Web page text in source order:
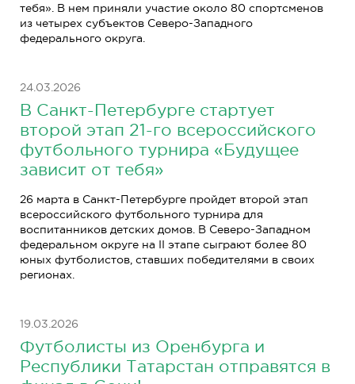
тебя». В нем приняли участие около 80 спортсменов
из четырех субъектов Северо-Западного
федерального округа.
24.03.2026
В Санкт-Петербурге стартует
второй этап 21-го всероссийского
футбольного турнира «Будущее
зависит от тебя»
26 марта в Санкт-Петербурге пройдет второй этап
всероссийского футбольного турнира для
воспитанников детских домов. В Северо-Западном
федеральном округе на II этапе сыграют более 80
юных футболистов, ставших победителями в своих
регионах.
19.03.2026
Футболисты из Оренбурга и
Республики Татарстан отправятся в